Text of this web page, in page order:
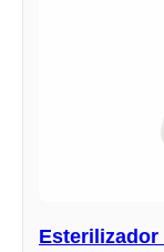
Esterilizador